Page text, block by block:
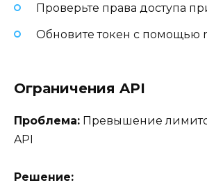
Проверьте права доступа
Обновите токен с помощью
Ограничения API
Проблема: Превышение
API
Решение: